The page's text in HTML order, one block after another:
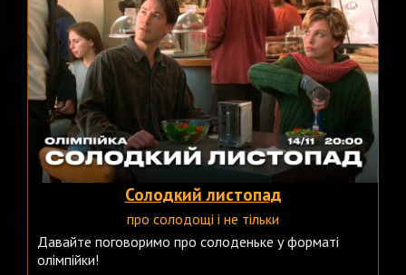
Солодкий листопад
про солодощі і не тільки
Давайте поговоримо про солоденьке у форматі
олімпійки!